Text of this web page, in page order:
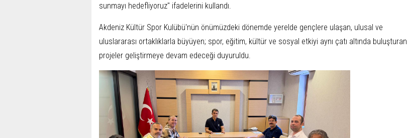
sunmayı hedefliyoruz" ifadelerini kullandı.
Akdeniz Kültür Spor Kulübü'nün önümüzdeki dönemde yerelde gençlere ulaşan, ulusal ve
uluslararası ortaklıklarla büyüyen; spor, eğitim, kültür ve sosyal etkiyi aynı çatı altında buluşturan
projeler geliştirmeye devam edeceği duyuruldu.